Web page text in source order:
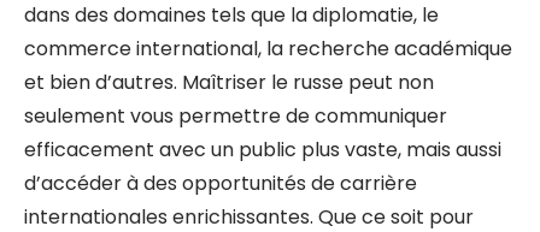
dans des domaines tels que la diplomatie, le
commerce international, la recherche académique
et bien d’autres. Maîtriser le russe peut non
seulement vous permettre de communiquer
efficacement avec un public plus vaste, mais aussi
d’accéder à des opportunités de carrière
internationales enrichissantes. Que ce soit pour